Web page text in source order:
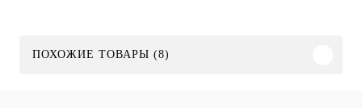
ПОХОЖИЕ ТОВАРЫ (8)